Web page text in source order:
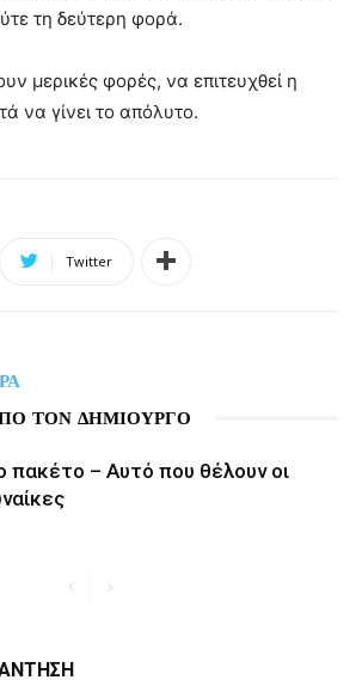
τη δεύτερη φορά.
μερικές φορές, να επιτευχθεί η
να γίνει το απόλυτο.
Twitter
ΤΟΝ ΔΗΜΙΟΥΡΓΟ
πακέτο – Αυτό που θέλουν οι